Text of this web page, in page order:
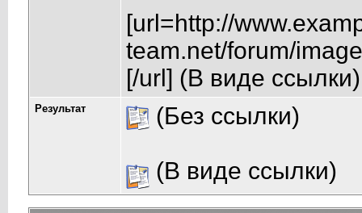
[url=http://
team.net/forum/
[/url] (В виде ссылки)
Результат (Без ссылки)
(В виде ссылки)